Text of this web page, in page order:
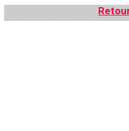
Taille de la police